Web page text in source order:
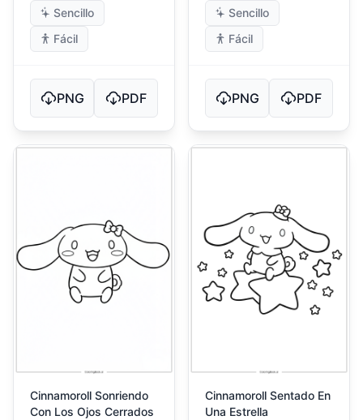
Sencillo
Fácil
PNG PDF
Sencillo
Fácil
PNG PDF
Cinnamoroll Sonriendo
Con Los Ojos Cerrados
Cinnamoroll Sentado En
Una Estrella